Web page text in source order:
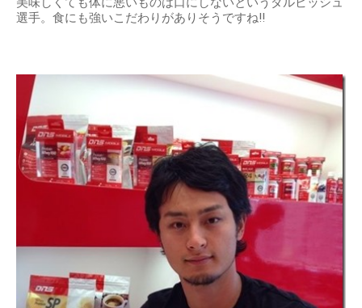
選手。食にも強いこだわりがありそうですね!!